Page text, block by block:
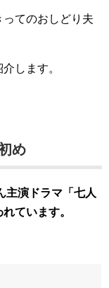
てのおしどり夫
します。
め
主演ドラマ「七人
ています。